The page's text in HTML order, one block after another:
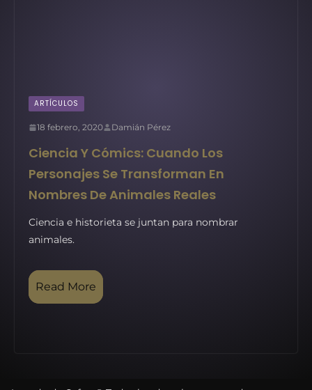
ARTÍCULOS
18 febrero, 2020 Damián Pérez
Ciencia Y Cómics: Cuando Los
Personajes Se Transforman En
Nombres De Animales Reales
Ciencia e historieta se juntan para nombrar
animales.
Read More